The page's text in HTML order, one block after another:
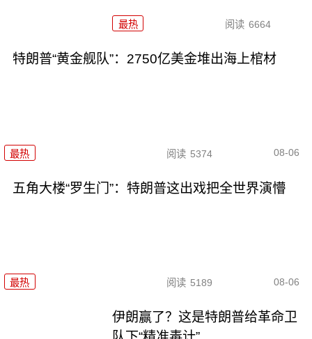
最热 阅读 6664
特朗普“黄金舰队”：2750亿美金堆出海上棺材
最热 阅读 5374 08-06
五角大楼“罗生门”：特朗普这出戏把全世界演懵
最热 阅读 5189 08-06
伊朗赢了？这是特朗普给革命卫